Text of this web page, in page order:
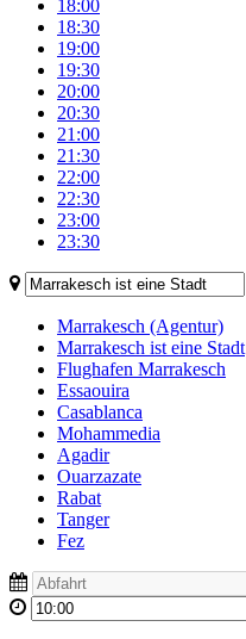
18:00
18:30
19:00
19:30
20:00
20:30
21:00
21:30
22:00
22:30
23:00
23:30
Marrakesch (Agentur)
Marrakesch ist eine Stadt
Flughafen Marrakesch
Essaouira
Casablanca
Mohammedia
Agadir
Ouarzazate
Rabat
Tanger
Fez